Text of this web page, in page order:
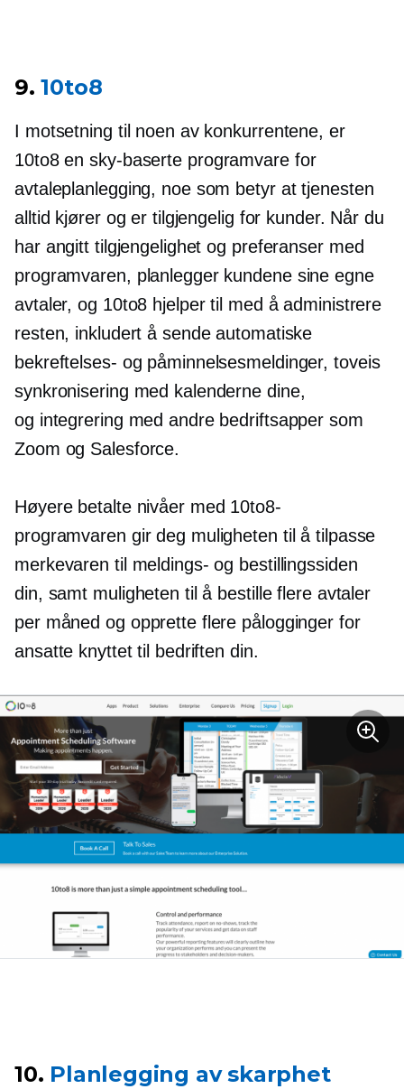
9.10to8
I motsetning til noen av konkurrentene, er
10to8 ensky-baserte programvare for
avtaleplanlegging, noe som betyr at tjenesten
alltid kjører og er tilgjengelig for kunder. Når du
har angitt tilgjengelighet og preferanser med
programvaren, planlegger kundene sine egne
avtaler, og 10to8 hjelper til med å administrere
resten, inkludert å sende automatiske
bekreftelses- og påminnelsesmeldinger,toveis
synkronisering med kalenderne dine,
og integrering med andre bedriftsapper som
Zoom og Salesforce.
Høyere betalte nivåer med 10to8-
programvaren gir deg muligheten til å tilpasse
merkevaren til meldings- og bestillingssiden
din, samt muligheten til å bestille flere avtaler
per måned og opprette flere pålogginger for
ansatte knyttet til bedriften din.
10. Planlegging av skarphet